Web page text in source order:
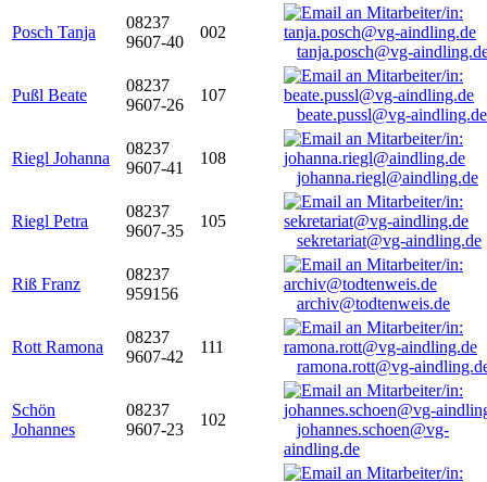
Posch Tanja
08237
9607-40
002
tanja.posch@vg-
Pußl Beate
08237
9607-26
107
beate.pussl@vg-aindling.de
Riegl Johanna
08237
9607-41
108
johanna.riegl@aindling.de
Riegl Petra
08237
9607-35
105
sekretariat@vg-aindling.de
Riß Franz
08237
959156
archiv@todtenweis.de
Rott Ramona
08237
9607-42
111
ramona.rott@vg-
Schön
Johannes
08237
9607-23
102
johannes.schoen@vg-
aindling.de